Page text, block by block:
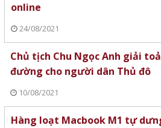
online
24/08/2021
Chủ tịch Chu Ngọc Anh giải
đường cho người dân Thủ đô
10/08/2021
Hàng loạt Macbook M1 tự